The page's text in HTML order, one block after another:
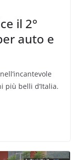
il 2°
auto e
più belli d’Italia.